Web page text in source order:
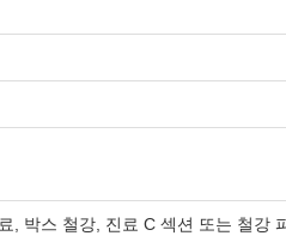
, 박스 철강, 진료 C 섹션 또는 철강